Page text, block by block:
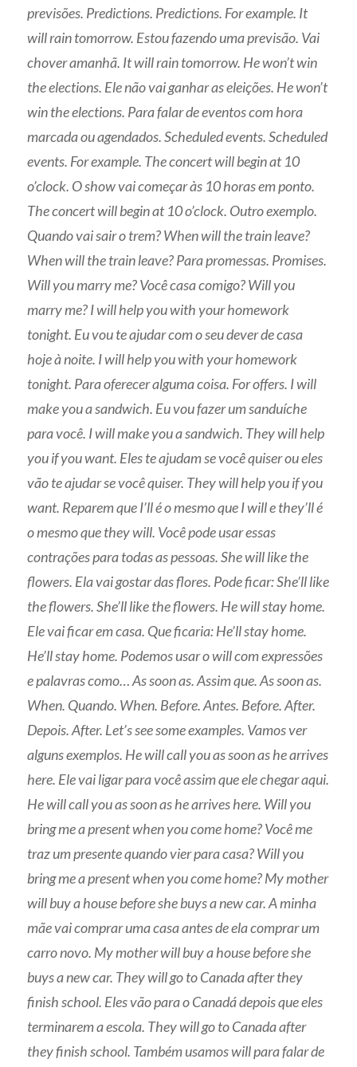
previsões. Predictions. Predictions. For example. It
will rain tomorrow. Estou fazendo uma previsão. Vai
chover amanhã. It will rain tomorrow. He won’t win
the elections. Ele não vai ganhar as eleições. He won’t
win the elections. Para falar de eventos com hora
marcada ou agendados. Scheduled events. Scheduled
events. For example. The concert will begin at 10
o’clock. O show vai começar às 10 horas em ponto.
The concert will begin at 10 o’clock. Outro exemplo.
Quando vai sair o trem? When will the train leave?
When will the train leave? Para promessas. Promises.
Will you marry me? Você casa comigo? Will you
marry me? I will help you with your homework
tonight. Eu vou te ajudar com o seu dever de casa
hoje à noite. I will help you with your homework
tonight. Para oferecer alguma coisa. For offers. I will
make you a sandwich. Eu vou fazer um sanduíche
para você. I will make you a sandwich. They will help
you if you want. Eles te ajudam se você quiser ou eles
vão te ajudar se você quiser. They will help you if you
want. Reparem que I’ll é o mesmo que I will e they’ll é
o mesmo que they will. Você pode usar essas
contrações para todas as pessoas. She will like the
flowers. Ela vai gostar das flores. Pode ficar: She’ll like
the flowers. She’ll like the flowers. He will stay home.
Ele vai ficar em casa. Que ficaria: He’ll stay home.
He’ll stay home. Podemos usar o will com expressões
e palavras como… As soon as. Assim que. As soon as.
When. Quando. When. Before. Antes. Before. After.
Depois. After. Let’s see some examples. Vamos ver
alguns exemplos. He will call you as soon as he arrives
here. Ele vai ligar para você assim que ele chegar aqui.
He will call you as soon as he arrives here. Will you
bring me a present when you come home? Você me
traz um presente quando vier para casa? Will you
bring me a present when you come home? My mother
will buy a house before she buys a new car. A minha
mãe vai comprar uma casa antes de ela comprar um
carro novo. My mother will buy a house before she
buys a new car. They will go to Canada after they
finish school. Eles vão para o Canadá depois que eles
terminarem a escola. They will go to Canada after
they finish school. Também usamos will para falar de